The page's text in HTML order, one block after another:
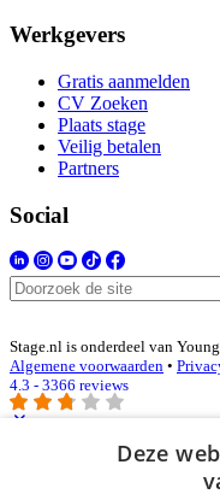
Werkgevers
Gratis aanmelden
CV Zoeken
Plaats stage
Veilig betalen
Partners
Social
Stage.nl is onderdeel van
Algemene voorwaarden •
4.3 - 3366 reviews
Inloggen als bedrijf
Deze